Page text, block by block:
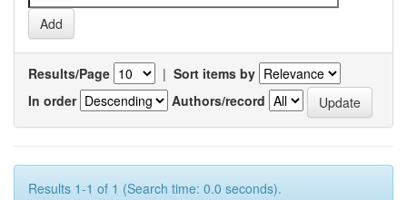
Results/Page | Sort items by
In order
Authors/record
Results 1-1 of 1 (Search time: 0.0 seconds).